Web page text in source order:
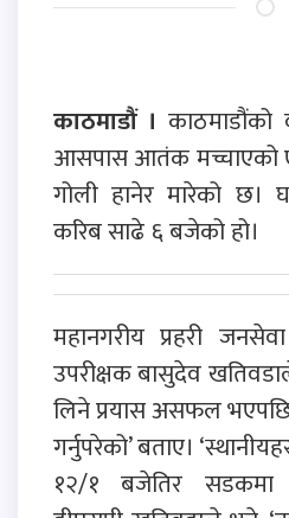
काठमाडौं । काठमाडौंको
आसपास आतंक मच्चाएको
गोली हानेर मारेको छ।
करिब साढे ६ बजेको हो।
महानगरीय प्रहरी
उपरीक्षक बासुदेव
लिने प्रयास असफल भएपछि
गर्नुपरेको’ बताए।
१२/१ बजेतिर सडकमा